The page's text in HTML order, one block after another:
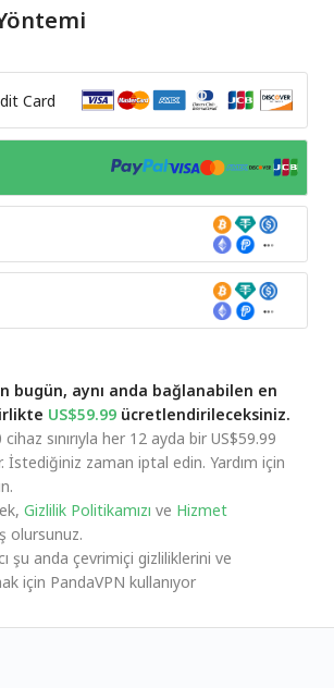
Card
bugün, aynı anda bağlanabilen en
US$59.99 ücretlendirileceksiniz.
sınırıyla her 12 ayda bir US$59.99
İstediğiniz zaman iptal edin. Yardım için
Gizlilik Politikamızı ve Hizmet
olursunuz.
şu anda çevrimiçi gizliliklerini ve
için PandaVPN kullanıyor